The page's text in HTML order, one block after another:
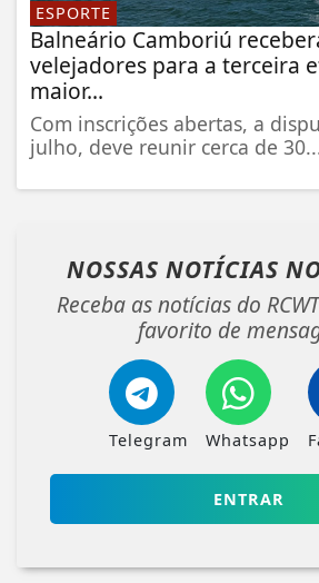
ESPORTE
Balneário Camboriú
velejadores para a terceira
maior...
Com inscrições abertas, a
julho, deve reunir cerca de
NOSSAS NOTÍCIAS
Receba as notícias do
favorito de
Telegram Whatsapp
ENTRAR